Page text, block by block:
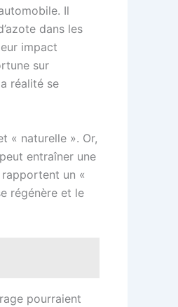
Il
dans les
impact
sur
réalité se
« naturelle ». Or,
entraîner une
un «
régénère et le
pourraient